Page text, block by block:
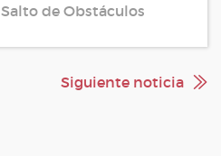
Salto de Obstáculos
Siguiente noticia